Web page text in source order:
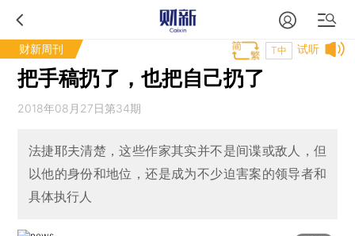
财新周刊 试听
T中
把手稿扔了，也把自己扔了
2018年08月27日第34期
法捷耶夫清楚，这些作家其实并不是间谍或敌人，但
以他的身份和地位，还是成为不少迫害案的领导者和
具体执行人